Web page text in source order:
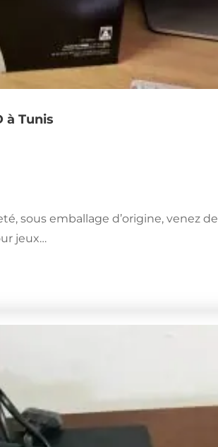
à Tunis
sous emballage d’origine, venez de
jeux…